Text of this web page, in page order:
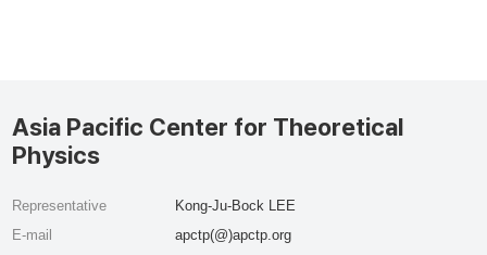
Asia Pacific Center for Theoretical
Physics
Representative
Kong-Ju-Bock LEE
E-mail
apctp(@)apctp.org